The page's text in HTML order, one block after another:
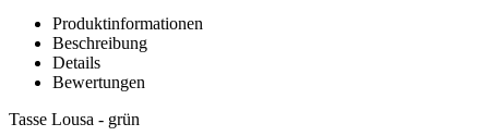
Produktinformationen
Beschreibung
Details
Bewertungen
Tasse Lousa - grün